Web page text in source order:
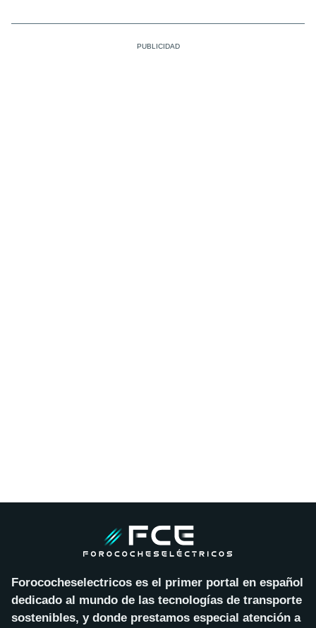
Forococheselectricos es el primer portal en español
dedicado al mundo de las tecnologías de transporte
sostenibles, y donde prestamos especial atención a